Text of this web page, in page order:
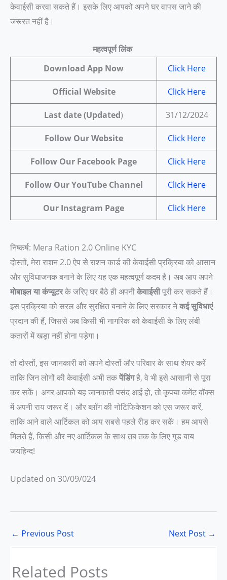
केवाईसी करवा सकते हैं। इसके लिए आपको अपने घर वापस जाने की
जरूरत नहीं है।
महत्वपूर्ण लिंक
Download App Now
Click Here
Official Website Click Here
Last date (Updated) 31/12/2024
Follow Our Website Click Here
Follow Our Facebook Page Click Here
Follow Our YouTube Channel Click Here
Our Instagram Page Click Here
निष्कर्ष: Mera Ration 2.0 Online KYC
दोस्तों, मेरा राशन 2.0 ऐप से राशन कार्ड की केवाईसी प्रक्रिया को आसान
और सुविधाजनक बनाने के लिए यह एक महत्वपूर्ण कदम है। अब आप अपने
मोबाइल या कंप्यूटरके जरिए घर बैठे ही अपनीकेवाईसीपूरी कर सकते हैं।
इस प्रक्रिया को सरल और सुरक्षित बनाने के लिए सरकार नेकई सुविधाएं
प्रदान की हैं, जिससे अब किसी भी नागरिक को केवाईसी के लिए लंबी
कतारों में खड़ा नहीं होना पड़ेगा।
तो दोस्तों, इस जानकारी को अपने दोस्तों और परिवार के साथ शेयर करें
ताकि जिन लोगों की केवाईसी अभी तकपेंडिंगहै, वे भी इसे आसानी से पूरा
कर सकें। अगर आपको यह जानकारी पसंद आई हो, तो कृपया कमेंट बॉक्स
में अपनी राय जरूर दें। और ब्लॉग की नोटिफिकेशन को एस जरूर करें,
ताकि आने वाले आर्टिकल को आप सबसे पहले रीड कर सकें। हम आपसे
मिलते हैं, किसी और नए आर्टिकल के साथ तब तक के लिए गुड बाय
जयहिन्द!
Updated on 30/09/024
← Previous Post Next Post →
Related Posts